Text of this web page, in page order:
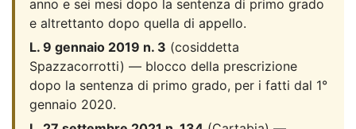
anno e sei mesi dopo la sentenza di primo grado
e altrettanto dopo quella di appello.
L. 9 gennaio 2019 n. 3 (cosiddetta
Spazzacorrotti) — blocco della prescrizione
dopo la sentenza di primo grado, per i fatti dal 1°
gennaio 2020.